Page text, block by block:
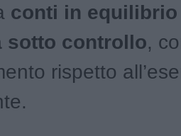
conti in equilibrio
sotto controllo,
rispetto